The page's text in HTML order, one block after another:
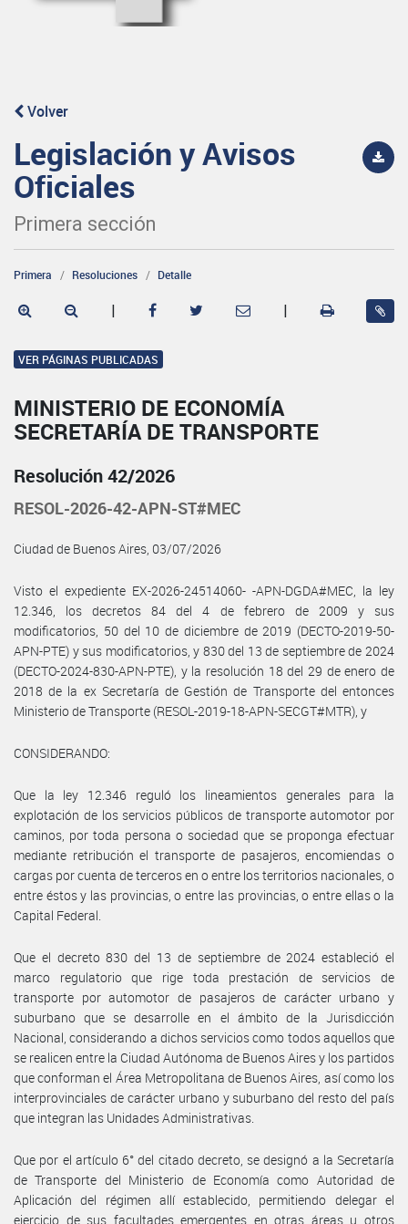
Volver
Legislación y Avisos
Oficiales
Primera sección
Primera Resoluciones Detalle
| |
VER PÁGINAS PUBLICADAS
MINISTERIO DE ECONOMÍA
SECRETARÍA DE TRANSPORTE
Resolución 42/2026
RESOL-2026-42-APN-ST#MEC
Ciudad de Buenos Aires, 03/07/2026
Visto el expediente EX-2026-24514060- -APN-DGDA#MEC, la ley
12.346, los decretos 84 del 4 de febrero de 2009 y sus
modificatorios, 50 del 10 de diciembre de 2019 (DECTO-2019-50-
APN-PTE) y sus modificatorios, y 830 del 13 de septiembre de 2024
(DECTO-2024-830-APN-PTE), y la resolución 18 del 29 de enero de
2018 de la ex Secretaría de Gestión de Transporte del entonces
Ministerio de Transporte (RESOL-2019-18-APN-SECGT#MTR), y
CONSIDERANDO:
Que la ley 12.346 reguló los lineamientos generales para la
explotación de los servicios públicos de transporte automotor por
caminos, por toda persona o sociedad que se proponga efectuar
mediante retribución el transporte de pasajeros, encomiendas o
cargas por cuenta de terceros en o entre los territorios nacionales, o
entre éstos y las provincias, o entre las provincias, o entre ellas o la
Capital Federal.
Que el decreto 830 del 13 de septiembre de 2024 estableció el
marco regulatorio que rige toda prestación de servicios de
transporte por automotor de pasajeros de carácter urbano y
suburbano que se desarrolle en el ámbito de la Jurisdicción
Nacional, considerando a dichos servicios como todos aquellos que
se realicen entre la Ciudad Autónoma de Buenos Aires y los partidos
que conforman el Área Metropolitana de Buenos Aires, así como los
interprovinciales de carácter urbano y suburbano del resto del país
que integran las Unidades Administrativas.
Que por el artículo 6° del citado decreto, se designó a la Secretaría
de Transporte del Ministerio de Economía como Autoridad de
Aplicación del régimen allí establecido, permitiendo delegar el
ejercicio de sus facultades emergentes en otras áreas u otros